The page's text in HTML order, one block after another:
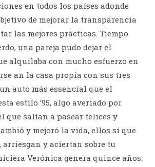
en todos los países adonde
de mejorar la transparencia
las mejores prácticas. Tiempo
una pareja pudo dejar el
alquilaba con mucho esfuerzo en
an la casa propia con sus tres
auto más essencial que el
estilo ‘95, algo averiado por
que salían a pasear felices y
y mejoró la vida, ellos sí que
arriesgan y aciertan sobre tu
Verónica genera quince años.